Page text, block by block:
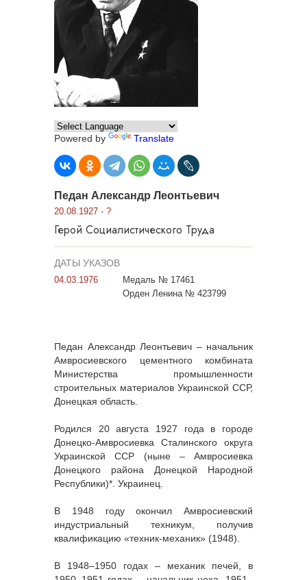
Powered by Translate
Педан Александр Леонтьевич
20.08.1927 - ?
Герой Социалистического Труда
ДАТЫ УКАЗОВ
04.03.1976
Медаль № 17461
Орден Ленина № 423799
Педан Александр Леонтьевич – начальник
Амвросиевского цементного комбината
Министерства промышленности
строительных материалов Украинской ССР,
Донецкая область.
Родился 20 августа 1927 года в городе
Донецко-Амвросиевка Сталинского округа
Украинской ССР (ныне – Амвросиевка
Донецкого района Донецкой Народной
Республики)*. Украинец.
В 1948 году окончил Амвросиевский
индустриальный техникум, получив
квалификацию «техник-механик» (1948).
В 1948–1950 годах – механик печей, в